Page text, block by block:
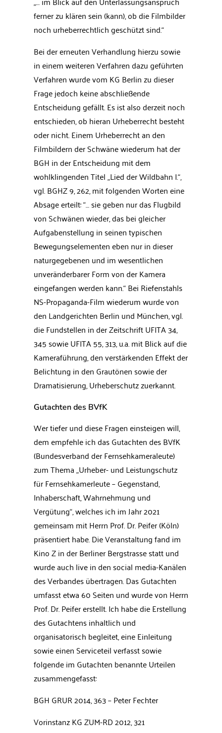
ferner zu klären sein (kann), ob die Filmbilder
noch urheberrechtlich geschützt sind.“
Bei der erneuten Verhandlung hierzu sowie
in einem weiteren Verfahren dazu geführten
Verfahren wurde vom KG Berlin zu dieser
Frage jedoch keine abschließende
Entscheidung gefällt. Es ist also derzeit noch
entschieden, ob hieran Urheberrecht besteht
oder nicht. Einem Urheberrecht an den
Filmbildern der Schwäne wiederum hat der
BGH in der Entscheidung mit dem
wohlklingenden Titel „Lied der Wildbahn I.“,
vgl. BGHZ 9, 262, mit folgenden Worten eine
Absage erteilt: “… sie geben nur das Flugbild
von Schwänen wieder, das bei gleicher
Aufgabenstellung in seinen typischen
Bewegungselementen eben nur in dieser
naturgegebenen und im wesentlichen
unveränderbarer Form von der Kamera
eingefangen werden kann.“ Bei Riefenstahls
NS-Propaganda-Film wiederum wurde von
den Landgerichten Berlin und München, vgl.
die Fundstellen in der Zeitschrift UFITA 34,
345 sowie UFITA 55, 313, u.a. mit Blick auf die
Kameraführung, den verstärkenden Effekt der
Belichtung in den Grautönen sowie der
Dramatisierung, Urheberschutz zuerkannt.
Gutachten des BVfK
Wer tiefer und diese Fragen einsteigen will,
dem empfehle ich das Gutachten des BVfK
(Bundesverband der Fernsehkameraleute)
zum Thema „Urheber- und Leistungschutz
für Fernsehkamerleute – Gegenstand,
Inhaberschaft, Wahrnehmung und
Vergütung“, welches ich im Jahr 2021
gemeinsam mit Herrn Prof. Dr. Peifer (Köln)
präsentiert habe. Die Veranstaltung fand im
Kino Z in der Berliner Bergstrasse statt und
wurde auch live in den social media-Kanälen
des Verbandes übertragen. Das Gutachten
umfasst etwa 60 Seiten und wurde von Herrn
Prof. Dr. Peifer erstellt. Ich habe die Erstellung
des Gutachtens inhaltlich und
organisatorisch begleitet, eine Einleitung
sowie einen Serviceteil verfasst sowie
folgende im Gutachten benannte Urteilen
zusammengefasst:
BGH GRUR 2014, 363 – Peter Fechter
Vorinstanz KG ZUM-RD 2012, 321